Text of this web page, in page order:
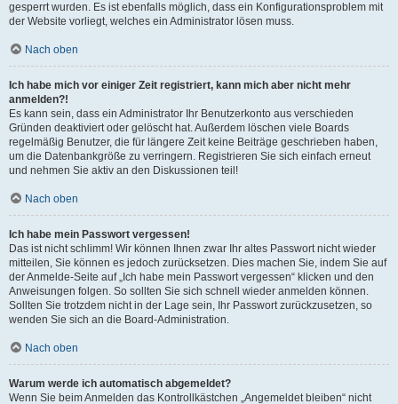
gesperrt wurden. Es ist ebenfalls möglich, dass ein Konfigurationsproblem mit
der Website vorliegt, welches ein Administrator lösen muss.
Nach oben
Ich habe mich vor einiger Zeit registriert, kann mich aber nicht mehr
anmelden?!
Es kann sein, dass ein Administrator Ihr Benutzerkonto aus verschieden
Gründen deaktiviert oder gelöscht hat. Außerdem löschen viele Boards
regelmäßig Benutzer, die für längere Zeit keine Beiträge geschrieben haben,
um die Datenbankgröße zu verringern. Registrieren Sie sich einfach erneut
und nehmen Sie aktiv an den Diskussionen teil!
Nach oben
Ich habe mein Passwort vergessen!
Das ist nicht schlimm! Wir können Ihnen zwar Ihr altes Passwort nicht wieder
mitteilen, Sie können es jedoch zurücksetzen. Dies machen Sie, indem Sie auf
der Anmelde-Seite auf „Ich habe mein Passwort vergessen“ klicken und den
Anweisungen folgen. So sollten Sie sich schnell wieder anmelden können.
Sollten Sie trotzdem nicht in der Lage sein, Ihr Passwort zurückzusetzen, so
wenden Sie sich an die Board-Administration.
Nach oben
Warum werde ich automatisch abgemeldet?
Wenn Sie beim Anmelden das Kontrollkästchen „Angemeldet bleiben“ nicht